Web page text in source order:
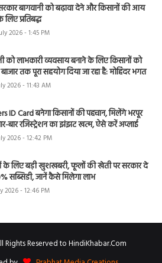
बागवानी को बढ़ावा देने और किसानों की आय
प्रतिबद्ध
2026 - 1:45 PM
को लाभकारी व्यवसाय बनाने के लिए किसानों को
तक पूरा सहयोग दिया जा रहा है: मोहिंदर भगत
2026 - 11:43 AM
ID Card बनेगा किसानों की पहचान, मिलेंगे भरपूर
बार रजिस्ट्रेशन का झंझट खत्म, ऐसे करें अप्लाई
2026 - 12:42 PM
के लिए बड़ी खुशखबरी, फूलों की खेती पर सरकार दे
सब्सिडी, जानें कैसे मिलेगा लाभ
2026 - 12:46 PM
Reserved to HindiKhabar.Com